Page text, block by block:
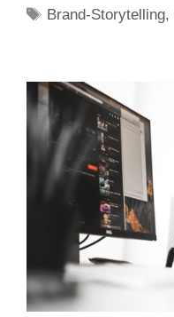
Schlagwörter
Brand-Storytelling,